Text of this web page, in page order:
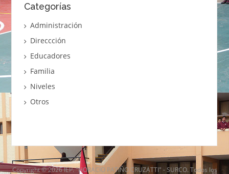
Categorías
Administración
Direccción
Educadores
Familia
Niveles
Otros
Copyright © 2026 IEP. "HORACIO PATIÑO CRUZATTI" - SURCO. Todos los